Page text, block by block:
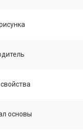
основы